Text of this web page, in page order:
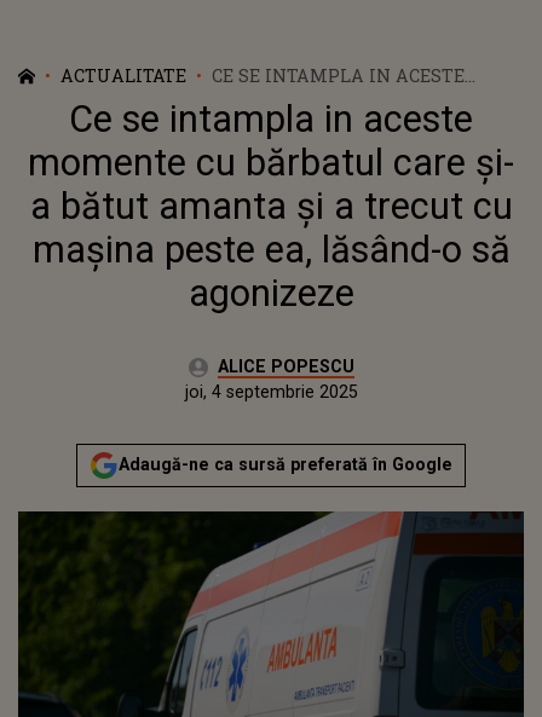
ACTUALITATE
CE SE INTAMPLA IN ACESTE
MOMENTE CU BĂRBATUL CARE ŞI-
A BĂTUT AMANTA ŞI A TRECUT
CU MAŞINA PESTE EA, LĂSÂND-O
SĂ AGONIZEZE
Ce se intampla in aceste
momente cu bărbatul care şi-
a bătut amanta şi a trecut cu
maşina peste ea, lăsând-o să
agonizeze
Autor:ALICE POPESCU
Publicat:
joi, 4 septembrie 2025
Adaugă-ne ca sursă preferată în Google